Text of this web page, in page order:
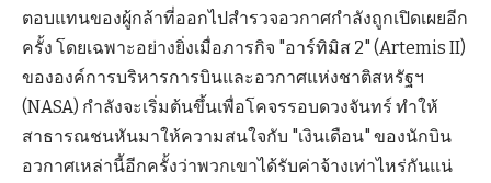
ตอบแทนของผู้กล้าที่ออกไปสำรวจอวกาศกำลังถูกเปิดเผยอีก
ครั้ง โดยเฉพาะอย่างยิ่งเมื่อภารกิจ "อาร์ทิมิส 2" (Artemis II)
ขององค์การบริหารการบินและอวกาศแห่งชาติสหรัฐฯ
(NASA) กำลังจะเริ่มต้นขึ้นเพื่อโคจรรอบดวงจันทร์ ทำให้
สาธารณชนหันมาให้ความสนใจกับ "เงินเดือน" ของนักบิน
อวกาศเหล่านี้อีกครั้งว่าพวกเขาได้รับค่าจ้างเท่าไหร่กันแน่